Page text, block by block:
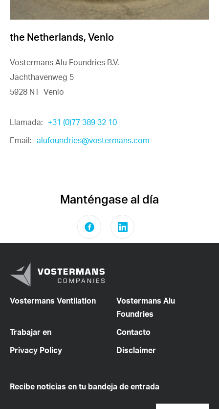
the Netherlands, Venlo
Vostermans Alu Foundries B.V.
Jachthavenweg 5
5928 NT Venlo
Llamada: +31 (0)77 389 32 10
Email: alufoundries@vostermans.com
Manténgase al día
Vostermans Ventilation
Vostermans Alu
Foundries
Trabajar en
Contacto
Privacy Policy
Disclaimer
Recibe noticias en tu bandeja de entrada